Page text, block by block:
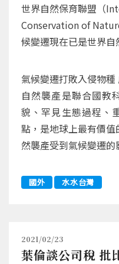
世界自然保育聯盟（
Conservation of
候變遷現在已是世界自
氣候變遷打敗入侵物
自然襲產是聯合國教
貌、罕見生態過程、
點，是地球上最有價
然襲產受到氣候變遷的
國外 水水台灣
2021/02/23
葉倫談公司稅 批